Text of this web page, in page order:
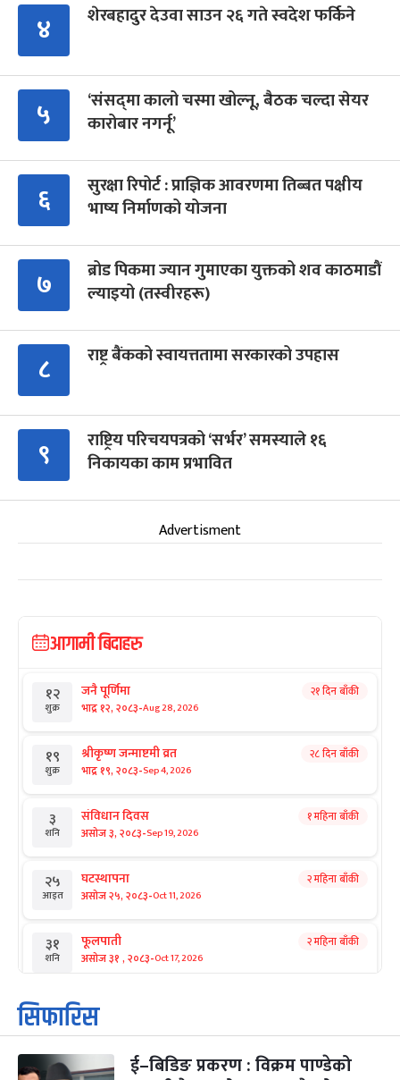
४ शेरबहादुर देउवा साउन २६ गते स्वदेश फर्किने
५
‘संसद्‍मा कालो चस्मा खोल्नू, बैठक चल्दा सेयर
कारोबार नगर्नू’
६
सुरक्षा रिपोर्ट : प्राज्ञिक आवरणमा तिब्बत पक्षीय
भाष्य निर्माणको योजना
७
ब्रोड पिकमा ज्यान गुमाएका युक्तको शव काठमाडौं
ल्याइयो (तस्वीरहरू)
८ राष्ट्र बैंकको स्वायत्ततामा सरकारको उपहास
९
राष्ट्रिय परिचयपत्रको ‘सर्भर’ समस्याले १६
निकायका काम प्रभावित
Advertisment
आगामी बिदाहरु
१२
शुक्र
जनै पूर्णिमा
भाद्र १२, २०८३-Aug 28, 2026
२१ दिन बाँकी
१९
शुक्र
श्रीकृष्ण जन्माष्टमी व्रत
भाद्र १९, २०८३-Sep 4, 2026
२८ दिन बाँकी
३
शनि
संविधान दिवस
असोज ३, २०८३-Sep 19, 2026
१ महिना बाँकी
२५
आइत
घटस्थापना
असोज २५, २०८३-Oct 11, 2026
२ महिना बाँकी
३१
शनि
फूलपाती
असोज ३१ , २०८३-Oct 17, 2026
२ महिना बाँकी
१
आइत
कार्तिक सङ्क्रान्ति
कार्तिक १, २०८३
३ महानवमी २ महिना बाँकी
सिफारिस
ई–बिडिङ प्रकरण : विक्रम पाण्डेको